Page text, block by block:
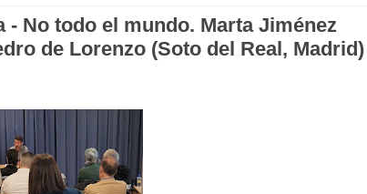
No todo el mundo. Marta Jiménez
de Lorenzo (Soto del Real, Madrid)